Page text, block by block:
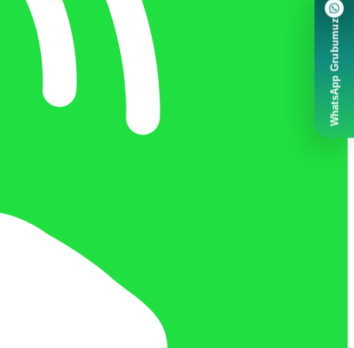
WhatsApp Grubumuz